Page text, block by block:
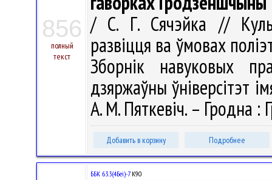
856
полный
текст
/ С. Г. Сячэйка //
развіцця ва ўмовах
Зборнік навуковых
дзяржаўны ўніверсітэт
А. М. Пяткевіч. – Гродна
Добавить в корзину Подробнее
ББК 63.3(4Беі)-7К90